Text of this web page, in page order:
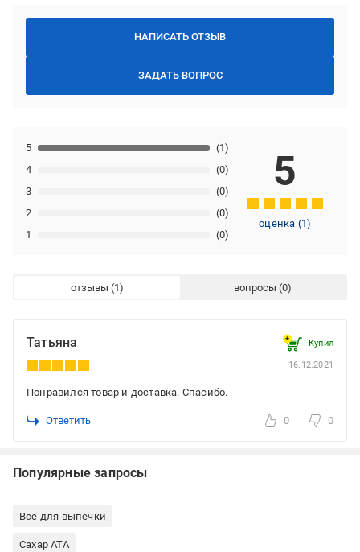
НАПИСАТЬ ОТЗЫВ
ЗАДАТЬ ВОПРОС
1 (0)
2 (0)
3 (0)
4 (0)
5 (1)
5
оценка (1)
отзывы вопросы
Татьяна Купил
16.12.2021
Понравился товар и доставка. Спасибо.
Ответить 0 0
Популярные запросы
Все для выпечки
Сахар АТА